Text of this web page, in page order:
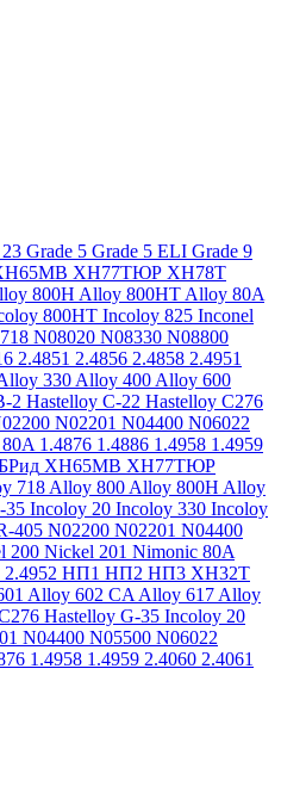
Grade 5 Grade 5 ELI Grade 9
ХН77ТЮР ХН78Т
800H Alloy 800HT Alloy 80A
800HT Incoloy 825 Inconel
N08020 N08330 N08800
2.4851 2.4856 2.4858 2.4951
330 Alloy 400 Alloy 600
2 Hastelloy C-22 Hastelloy C276
N02201 N04400 N06022
1.4876 1.4886 1.4958 1.4959
ХН65МВ ХН77ТЮР
718 Alloy 800 Alloy 800H Alloy
35 Incoloy 20 Incoloy 330 Incoloy
405 N02200 N02201 N04400
200 Nickel 201 Nimonic 80A
2.4952 НП1 НП2 НП3 ХН32Т
Alloy 602 CA Alloy 617 Alloy
Hastelloy G-35 Incoloy 20
N04400 N05500 N06022
1.4958 1.4959 2.4060 2.4061